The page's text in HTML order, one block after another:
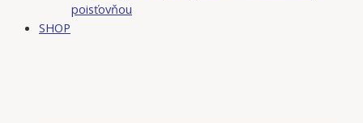
poisťovňou
SHOP